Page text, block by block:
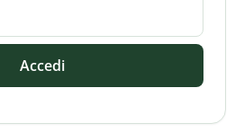
Accedi